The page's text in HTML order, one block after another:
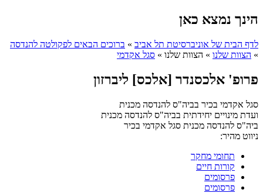
הינך נמצא כאן
לדף הבית של אוניברסיטת תל אביב » ברוכים הבאים לפקולטה להנדסה
» הצוות שלנו » הצוות שלנו » סגל אקדמי
פרופ' אלכסנדר [אלכס] ליברזון
סגל אקדמי בכיר בביה"ס להנדסה מכנית
ועדת מינויים יחידתית בביה"ס להנדסה מכנית
ביה"ס להנדסה מכנית סגל אקדמי בכיר
ניווט מהיר:
תחומי מחקר
קורות חיים
פרסומים
פרסומים